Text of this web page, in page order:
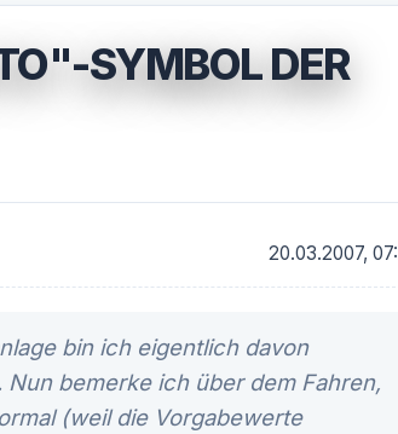
SYMBOL DER
20.03.2007,
bin ich eigentlich davon
bemerke ich über dem Fahren,
(weil die Vorgabewerte